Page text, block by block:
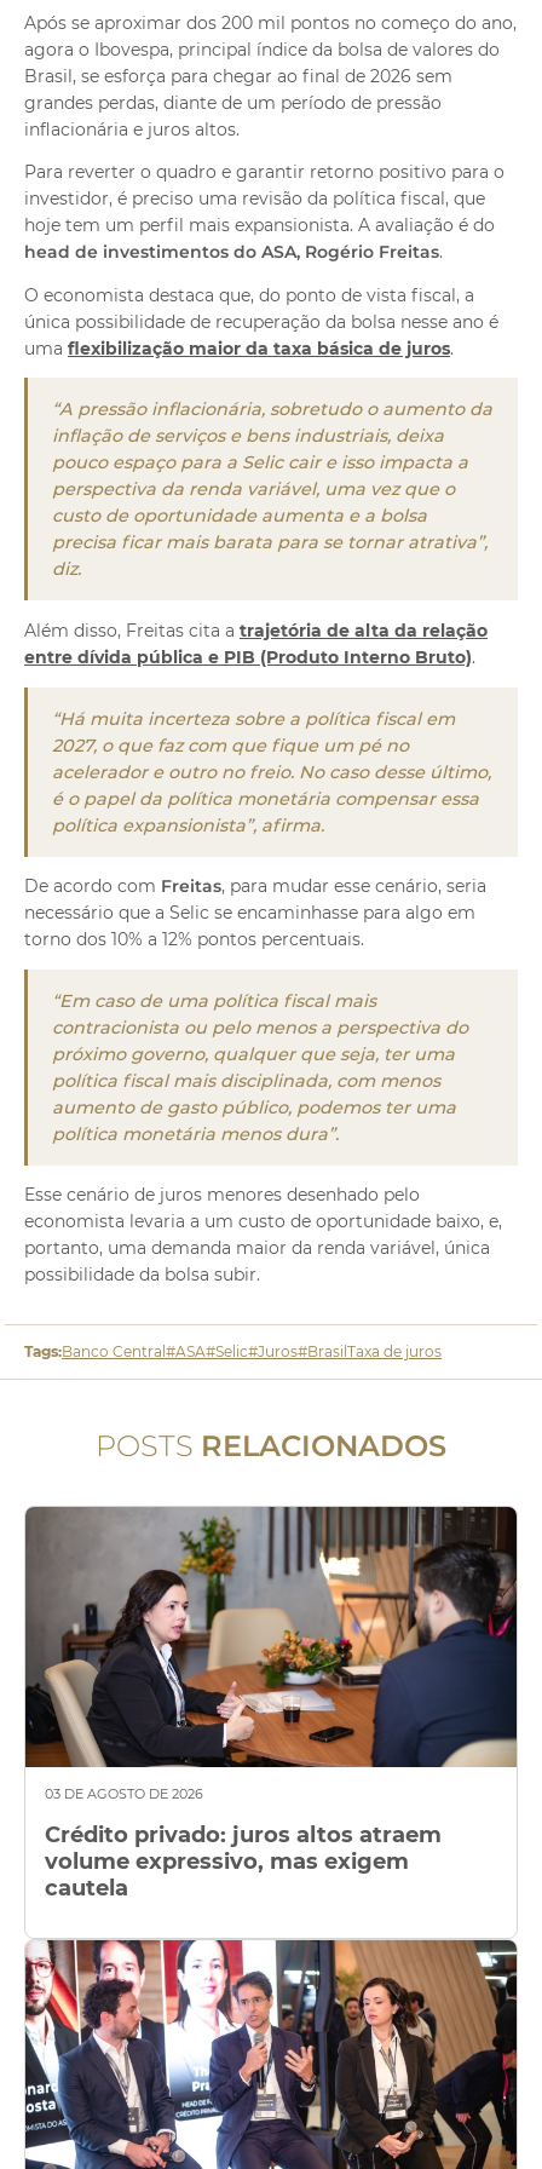
Atendimento
Ajuda e suporte
Após se aproximar dos 200 mil pontos no começo do ano,
agora o Ibovespa, principal índice da bolsa de valores do
Brasil, se esforça para chegar ao final de 2026 sem
grandes perdas, diante de um período de pressão
inflacionária e juros altos.
Para reverter o quadro e garantir retorno positivo para o
investidor, é preciso uma revisão da política fiscal, que
hoje tem um perfil mais expansionista. A avaliação é do
head de investimentos do ASA, Rogério Freitas.
O economista destaca que, do ponto de vista fiscal, a
única possibilidade de recuperação da bolsa nesse ano é
uma flexibilização maior da taxa básica de juros.
“A pressão inflacionária, sobretudo o aumento da
inflação de serviços e bens industriais, deixa
pouco espaço para a Selic cair e isso impacta a
perspectiva da renda variável, uma vez que o
custo de oportunidade aumenta e a bolsa
precisa ficar mais barata para se tornar atrativa”,
diz.
Além disso, Freitas cita a trajetória de alta da relação
entre dívida pública e PIB (Produto Interno Bruto).
“Há muita incerteza sobre a política fiscal em
2027, o que faz com que fique um pé no
acelerador e outro no freio. No caso desse último,
é o papel da política monetária compensar essa
política expansionista”, afirma.
De acordo com Freitas, para mudar esse cenário, seria
necessário que a Selic se encaminhasse para algo em
torno dos 10% a 12% pontos percentuais.
“Em caso de uma política fiscal mais
contracionista ou pelo menos a perspectiva do
próximo governo, qualquer que seja, ter uma
política fiscal mais disciplinada, com menos
aumento de gasto público, podemos ter uma
política monetária menos dura”.
Esse cenário de juros menores desenhado pelo
economista levaria a um custo de oportunidade baixo, e,
portanto, uma demanda maior da renda variável, única
possibilidade da bolsa subir.
Tags:Banco Central #ASA#Selic#Juros#Brasil Taxa de juros
POSTS RELACIONADOS
03 DE AGOSTO DE 2026
Crédito privado: juros altos atraem
volume expressivo, mas exigem
cautela